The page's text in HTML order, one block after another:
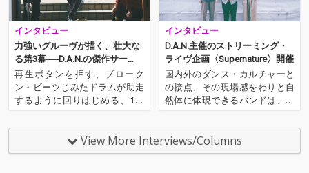
インタビュー
力強いグルーヴが描く、壮大な
る第3幕──D.A.N.の傑作サー
ド・アルバム
再生ボタンを押す、ブローク
ン・ビーツじみたドラムが助走
するように回りはじめる、1分
後、疾走するシンセ・リフとと
もにアルバムは重力を振り切っ
て、軽快な足取りで走り出す。
気づけば一気にラスト、幕引き
インタビュー
D.A.N.主催のストリーミング・
ライヴ企画〈Supernature〉開催
国内外のダンス・カルチャーと
の接点、その現場感をわりと自
然体に体現できるバンドは、こ
こ日本では少ない気もするのだ
が、わりと彼らはクールに、自
然体にそれをやりのけている。
6月13日（土）に主催ライヴ・
View More Interviews/Columns